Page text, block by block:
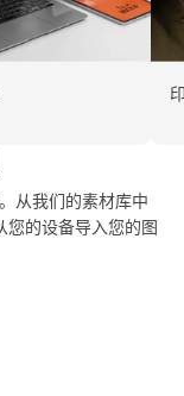
从我们的素材库中
的设备导入您的图